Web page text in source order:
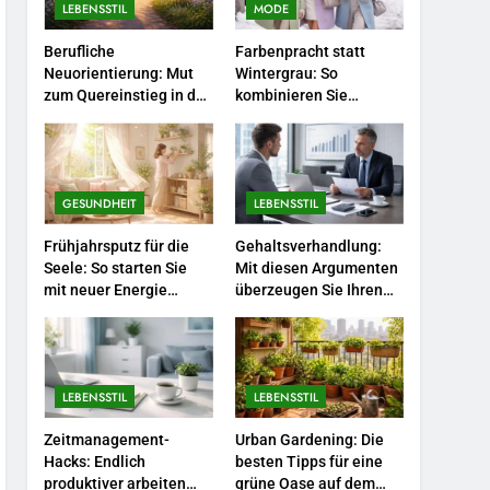
Selbstversorger-Glück:
Welches Gemüse Sie jetzt
pflanzen sollten.
LEBENSSTIL
Accessoire-Guide: Mit
diesen Details werten Sie
jedes Frühlingsoutfit auf.
MODE
6
Naturnah gärtnern: So
locken Sie Bienen und
Garten.
LEBENSSTIL
7
Berufliche
Neuorientierung: Mut zum
Quereinstieg in der neuen
Saison.
LEBENSSTIL
LEBENSSTIL
Berufliche
Neuorientierung: Mut
zum Quereinstieg in der
MODE
Farbenpracht statt
Wintergrau: So
kombinieren Sie
Jahr.
GESUNDHEIT
Frühjahrsputz für die
Seele: So starten Sie
mit neuer Energie
LEBENSSTIL
Gehaltsverhandlung:
Mit diesen Argumenten
überzeugen Sie Ihren
LEBENSSTIL
Zeitmanagement-
Hacks: Endlich
produktiver arbeiten
LEBENSSTIL
Urban Gardening: Die
besten Tipps für eine
grüne Oase auf dem